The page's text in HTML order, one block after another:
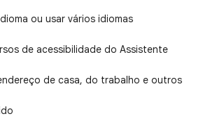
ou usar vários idiomas
de acessibilidade do Assistente
de casa, do trabalho e outros